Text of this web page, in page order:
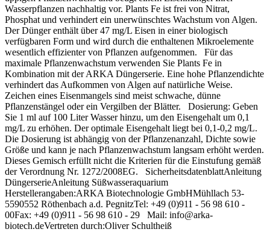
Wasserpflanzen nachhaltig vor. Plants Fe ist frei von Nitrat,
Phosphat und verhindert ein unerwünschtes Wachstum von Algen.
Der Dünger enthält über 47 mg/L Eisen in einer biologisch
verfügbaren Form und wird durch die enthaltenen Mikroelemente
wesentlich effizienter von Pflanzen aufgenommen. Für das
maximale Pflanzenwachstum verwenden Sie Plants Fe in
Kombination mit der ARKA Düngerserie. Eine hohe Pflanzendichte
verhindert das Aufkommen von Algen auf natürliche Weise.
Zeichen eines Eisenmangels sind meist schwache, dünne
Pflanzenstängel oder ein Vergilben der Blätter. Dosierung: Geben
Sie 1 ml auf 100 Liter Wasser hinzu, um den Eisengehalt um 0,1
mg/L zu erhöhen. Der optimale Eisengehalt liegt bei 0,1-0,2 mg/L.
Die Dosierung ist abhängig von der Pflanzenanzahl, Dichte sowie
Größe und kann je nach Pflanzenwachstum langsam erhöht werden.
Dieses Gemisch erfüllt nicht die Kriterien für die Einstufung gemäß
der Verordnung Nr. 1272/2008EG. SicherheitsdatenblattAnleitung
DüngerserieAnleitung Süßwasseraquarium
Herstellerangaben:ARKA Biotechnologie GmbHMühllach 53-
5590552 Röthenbach a.d. PegnitzTel: +49 (0)911 - 56 98 610 -
00Fax: +49 (0)911 - 56 98 610 - 29 Mail: info@arka-
biotech.deVertreten durch:Oliver Schultheiß